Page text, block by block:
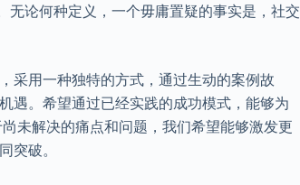
无论何种定义，一个毋庸置疑的事实是，社交
采用一种独特的方式，通过生动的案例故
遇。希望通过已经实践的成功模式，能够为
未解决的痛点和问题，我们希望能够激发更
突破。